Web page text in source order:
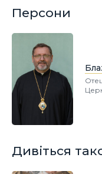
Персони
Дивіться